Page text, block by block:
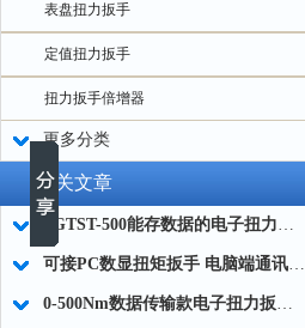
表盘扭力扳手
定值扭力扳手
扭力扳手倍增器
更多分类
相关文章
SGTST-500能存数据的电子扭力扳手 带工作记录的智能扭力扳手厂家
可接PC数显扭矩扳手 电脑端通讯力矩扳手 数据上传电脑电子扭力扳手厂家
0-500Nm数据传输款电子扭力扳手,信号输出追溯扭矩值的扭矩扳手